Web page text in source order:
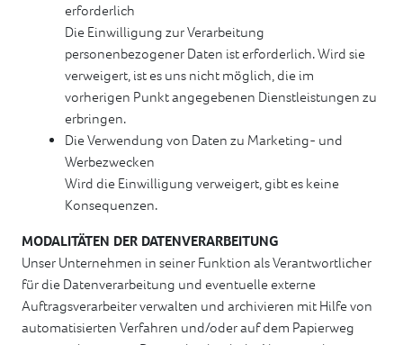
erforderlich
Die Einwilligung zur Verarbeitung
personenbezogener Daten ist erforderlich. Wird sie
verweigert, ist es uns nicht möglich, die im
vorherigen Punkt angegebenen Dienstleistungen zu
erbringen.
Die Verwendung von Daten zu Marketing- und
Werbezwecken
Wird die Einwilligung verweigert, gibt es keine
Konsequenzen.
MODALITÄTEN DER DATENVERARBEITUNG
Unser Unternehmen in seiner Funktion als Verantwortlicher
für die Datenverarbeitung und eventuelle externe
Auftragsverarbeiter verwalten und archivieren mit Hilfe von
automatisierten Verfahren und/oder auf dem Papierweg